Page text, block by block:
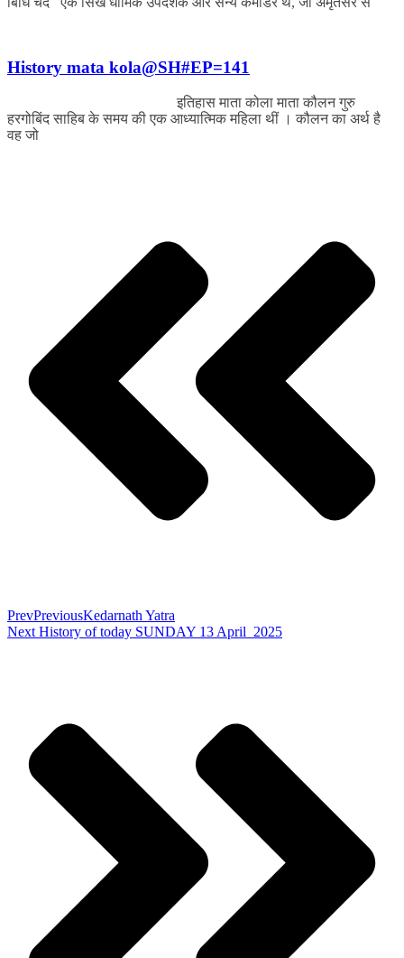
History mata kola@SH#EP=141
इतिहास माता कोला माता कौलन गुरु
हरगोबिंद साहिब के समय की एक आध्यात्मिक महिला थीं । कौलन का अर्थ है
वह जो
PrevPreviousKedarnath Yatra
Next History of today SUNDAY 13 April 2025